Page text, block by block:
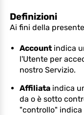
Definizioni
Ai fini della
Account indica
l'Utente per
nostro Servizio.
Affiliata indica
da o è sotto
"controllo" indica